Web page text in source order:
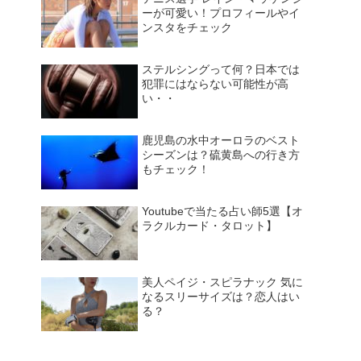
ーが可愛い！プロフィールやイ
ンスタをチェック
ステルシングって何？日本では
犯罪にはならない可能性が高
い・・
鹿児島の水中オーロラのベスト
シーズンは？硫黄島への行き方
もチェック！
Youtubeで当たる占い師5選【オ
ラクルカード・タロット】
美人ペイジ・スピラナック 気に
なるスリーサイズは？恋人はい
る？